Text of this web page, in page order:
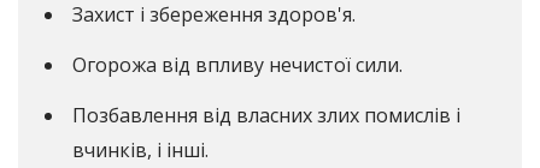
Захист і збереження здоров'я.
Огорожа від впливу нечистої сили.
Позбавлення від власних злих помислів і
вчинків, і інші.